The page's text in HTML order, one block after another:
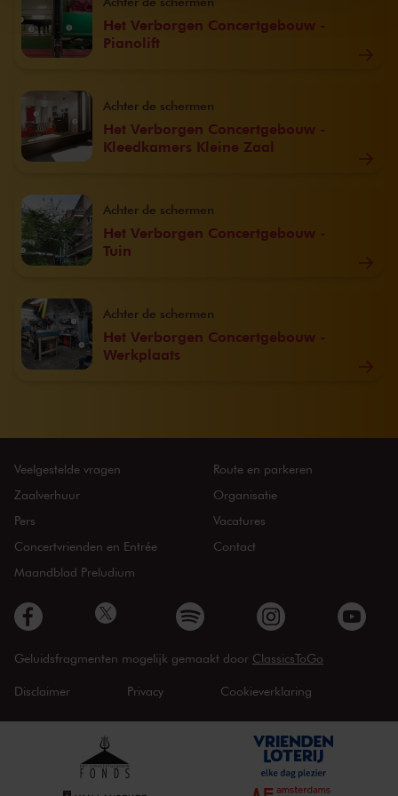
Het Verborgen Concertgebouw -
Pianolift
Het Verborgen Concertgebouw -
Kleedkamers Kleine Zaal
Achter de schermen
Het Verborgen Concertgebouw -
Tuin
Achter de schermen
Het Verborgen Concertgebouw -
Werkplaats
Achter de schermen
Veelgestelde vragen
Zaalverhuur
Pers
Concertvrienden en Entrée
Maandblad Preludium
Route en parkeren
Organisatie
Vacatures
Contact
Geluidsfragmenten mogelijk gemaakt door ClassicsToGo
Disclaimer Privacy Cookieverklaring